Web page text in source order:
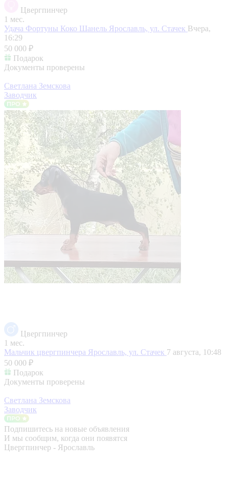
Цвергпинчер
1 мес.
Удача Фортуны Коко Шанель Ярославль, ул. Стачек Вчера,
16:29
50 000 ₽
Подарок
Документы проверены
Светлана Земскова
Заводчик
Цвергпинчер
1 мес.
Мальчик цвергпинчера Ярославль, ул. Стачек 7 августа, 10:48
50 000 ₽
Подарок
Документы проверены
Светлана Земскова
Заводчик
Подпишитесь на новые объявления
И мы сообщим, когда они появятся
Цвергпинчер - Ярославль